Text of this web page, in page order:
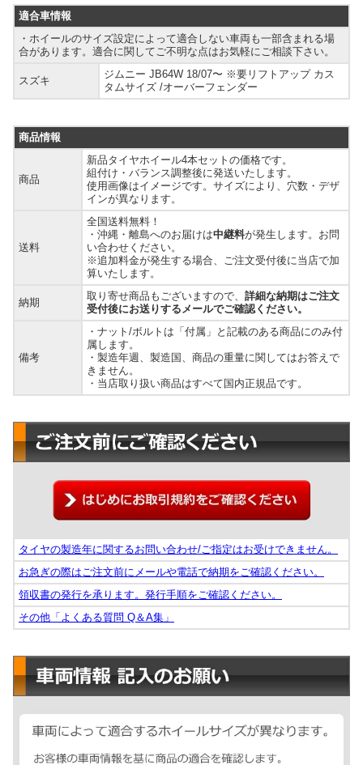
適合車情報
・ホイールのサイズ設定によって適合しない車両も一部含まれる場
合があります。適合に関してご不明な点はお気軽にご相談下さい。
スズキ
ジムニー JB64W 18/07〜 ※要リフトアップ カス
タムサイズ /オーバーフェンダー
商品情報
商品
新品タイヤホイール4本セットの価格です。
組付け・バランス調整後に発送いたします。
使用画像はイメージです。サイズにより、穴数・デザ
インが異なります。
送料
全国送料無料！
・沖縄・離島へのお届けは中継料が発生します。お問
い合わせください。
※追加料金が発生する場合、ご注文受付後に当店で加
算いたします。
納期
取り寄せ商品もございますので、 詳細な納期はご注文
受付後にお送りするメールでご確認ください。
備考
・ナット/ボルトは「付属」と記載のある商品にのみ付
属します。
・製造年週、製造国、商品の重量に関してはお答えで
きません。
・当店取り扱い商品はすべて国内正規品です。
タイヤの製造年に関するお問い合わせ/ご指定はお受けできません。
お急ぎの際はご注文前にメールや電話で納期をご確認ください。
領収書の発行を承ります。発行手順をご確認ください。
その他「よくある質問 Q＆A集」